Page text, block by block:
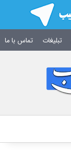
تبلیغات تماس با ما